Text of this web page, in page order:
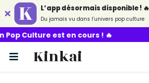
L’app désormais disponible ! 🔥
Du jamais vu dans l’univers pop culture
en cours ! 🔥
Kinkai